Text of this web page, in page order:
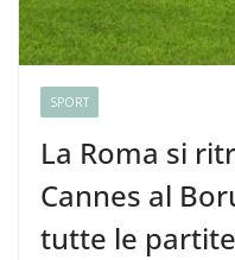
SPORT
La Roma si
Cannes al
tutte le